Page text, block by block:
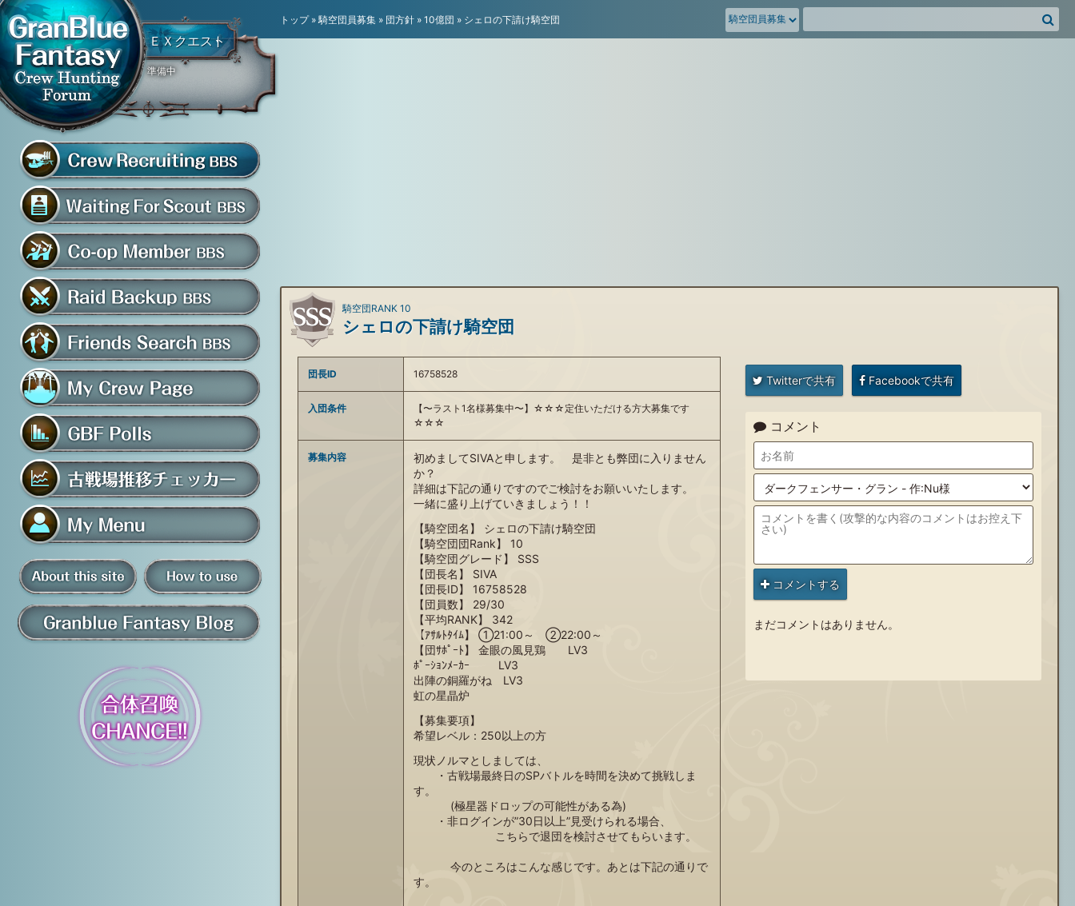
グラブル騎空団募集掲示
騎
空
団
騎空団員募集掲示板
騎空団入団希望掲示板
共闘部屋・メンバー掲示板
マルチバトル救援募集掲示板
フレンド募集掲示板
マイ騎空団ページ
グラブルアンケート
古戦場推移チェッカー
マイメニュー
騎空団員募集掲示板 掲示板の使い方
ＥＸクエスト
準備中
トップ»騎空団員募集 » 団方針 » 10億団 » シェロの下請け騎空団
シェロの下請け騎空団
騎空団RANK 10
団長ID 16758528
入団条件
【〜ラスト1名様募集中〜】☆☆☆定住いただける方大募集です
☆☆☆
募集内容
初めましてSIVAと申します。 是非とも弊団に入りません
か？
詳細は下記の通りですのでご検討をお願いいたします。
一緒に盛り上げていきましょう！！
【騎空団名】 シェロの下請け騎空団
【騎空団団Rank】 10
【騎空団グレード】 SSS
【団長名】 SIVA
【団長ID】 16758528
【団員数】 29/30
【平均RANK】 342
【ｱｻﾙﾄﾀｲﾑ】 ①21:00～ ②22:00～
【団ｻﾎﾟｰﾄ】 金眼の風見鶏 LV3
ﾎﾟｰｼｮﾝﾒｰｶｰ LV3
出陣の銅羅がね LV3
虹の星晶炉
【募集要項】
希望レベル：250以上の方
現状ノルマとしましては、
・古戦場最終日のSPバトルを時間を決めて挑戦しま
す。
(極星器ドロップの可能性がある為)
・非ログインが”30日以上”見受けられる場合、
こちらで退団を検討させてもらいます。
今のところはこんな感じです。あとは下記の通りで
す。
Twitterで共有 Facebookで共有
コメント
コメントする
まだコメントはありません。